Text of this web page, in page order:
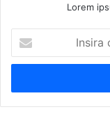
Lorem
seu
de
email